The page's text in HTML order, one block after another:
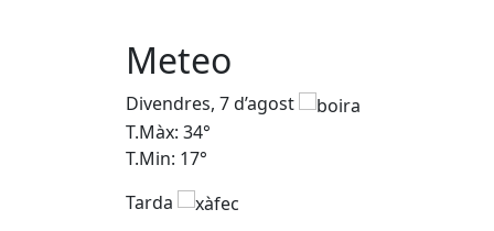
Meteo
Divendres, 7 d’agost
T.Màx: 34°
T.Min: 17°
Tarda